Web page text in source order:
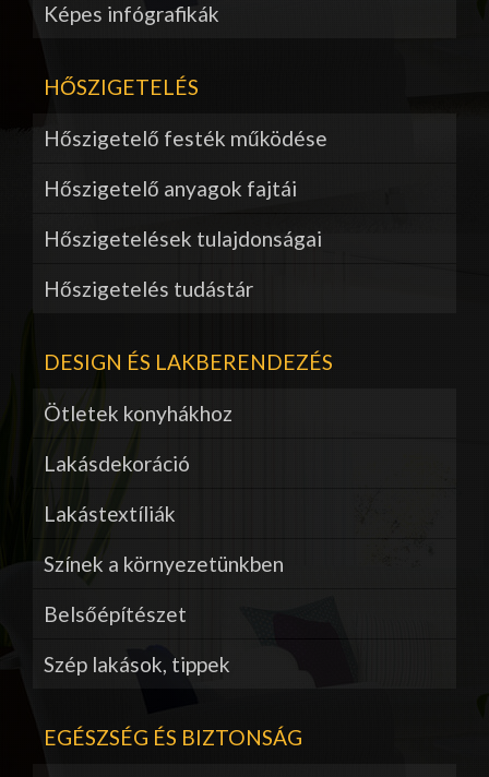
Képes infógrafikák
HŐSZIGETELÉS
Hőszigetelő festék működése
Hőszigetelő anyagok fajtái
Hőszigetelések tulajdonságai
Hőszigetelés tudástár
DESIGN ÉS LAKBERENDEZÉS
Ötletek konyhákhoz
Lakásdekoráció
Lakástextíliák
Színek a környezetünkben
Belsőépítészet
Szép lakások, tippek
EGÉSZSÉG ÉS BIZTONSÁG